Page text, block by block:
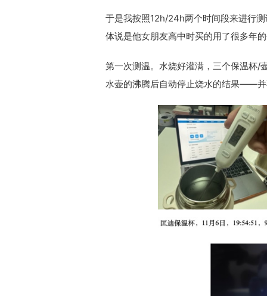
于是我按照12h/24h两个时间段来进行
体说是他女朋友高中时买的用了很多年
第一次测温。水烧好灌满，三个保温
水壶的沸腾后自动停止烧水的结果——